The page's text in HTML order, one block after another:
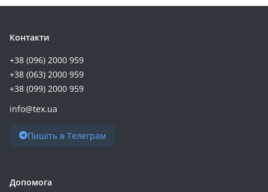
Контакти
+38 (096) 2000 959
+38 (063) 2000 959
+38 (099) 2000 959
info@tex.ua
Пишіть в Телеграм
Допомога